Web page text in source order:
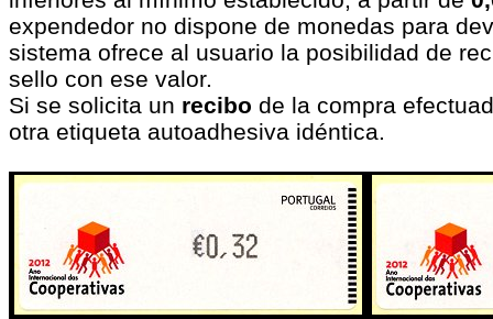
expendedor no dispone de monedas para
sistema ofrece al usuario la posibilidad de
sello con ese valor.
Si se solicita un recibo de la compra
otra etiqueta autoadhesiva idéntica.